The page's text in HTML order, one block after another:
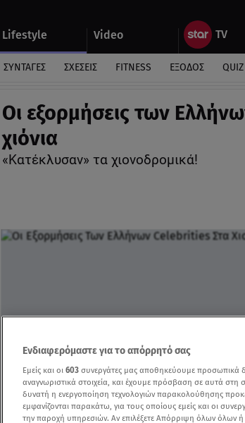
Lifestyle Video
ΣΥΝΤΑΓΕΣ ΣΧΕΣΕΙΣ FITNESS ΕΞΟΔΟΣ QUIZ
Οι εξορμήσεις των
χιόνια
«Κατέκλυσαν» τα χιονοδρομικά!
Ενδιαφερόμαστε για το απόρρητό σας
Εμείς και οι 603 συνεργάτες μας αποθηκεύουμε προσωπικά
αναγνωριστικά στοιχεία, και έχουμε πρόσβαση σε αυτά στη
δυνατή η ενεργοποίηση τεχνολογιών παρακολούθησης
εμφανίζονται παρακάτω, για τους οποίους εμείς και οι
την παροχή υπηρεσιών. Αν επιλέξετε Απόρριψη όλων όλων